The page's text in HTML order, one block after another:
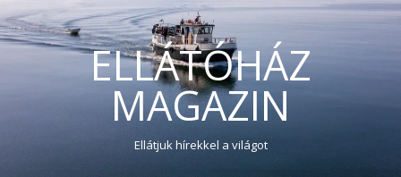
ELLÁTÓHÁZ
MAGAZIN
Ellátjuk hírekkel a világot